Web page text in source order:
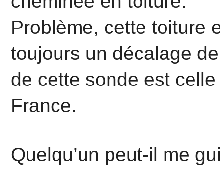
Problème, cette toiture
toujours un décalage
de cette sonde est
France.
Quelqu’un peut-il me